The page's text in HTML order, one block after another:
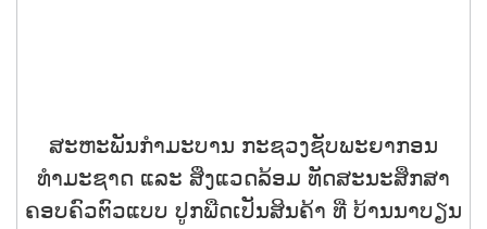
ສະຫະພັນກຳມະບານ ກະຊວງຊັບພະຍາກອນ
ທຳມະຊາດ ແລະ ສິ່ງແວດລ້ອມ ທັດສະນະສຶກສາ
ຄອບຄົວຕົວແບບ ປູກພືດເປັນສິນຄ້າ ທີ່ ບ້ານນາບຽນ